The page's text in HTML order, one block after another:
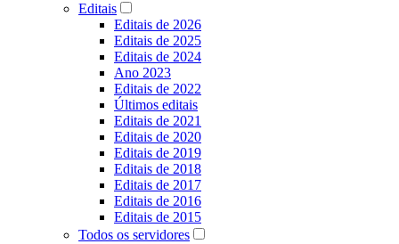
Editais
Editais de 2026
Editais de 2025
Editais de 2024
Ano 2023
Editais de 2022
Últimos editais
Editais de 2021
Editais de 2020
Editais de 2019
Editais de 2018
Editais de 2017
Editais de 2016
Editais de 2015
Todos os servidores